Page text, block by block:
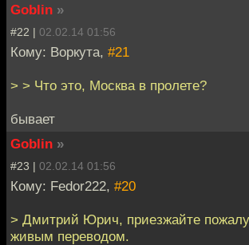
Goblin »
#22 | 02.02.14 01:56
Кому: Воркута, #21
> > Что это, Москва в пролете?
бывает
Goblin »
#23 | 02.02.14 01:56
Кому: Fedor222, #20
> Дмитрий Юрич, приезжайте
живым переводом.